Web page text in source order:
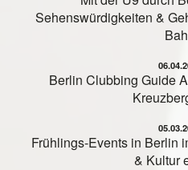
Sehenswürdigkeiten &
Berlin Clubbing Guide
Frühlings-Events in Berlin
& Kultur